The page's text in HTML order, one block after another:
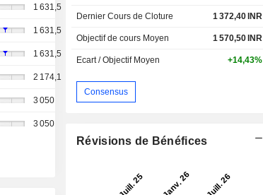
1 631,5
1 631,5
1 631,5
2 174,1
3 050
3 050
Dernier Cours de Cloture 1 372,40 INR
Objectif de cours Moyen 1 570,50 INR
Ecart / Objectif Moyen +14,43%
Consensus
Révisions de Bénéfices